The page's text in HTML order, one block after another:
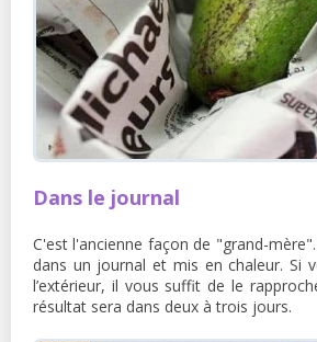
Dans le journal
C'est l'ancienne façon de "grand-
dans un journal et mis en chaleur. Si
l’extérieur, il vous suffit de le
résultat sera dans deux à trois jours.